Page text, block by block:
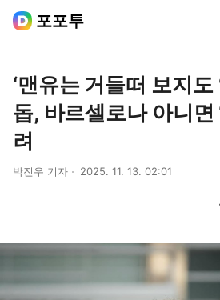
포포투
‘맨유는 거들떠 보지
돕, 바르셀로나 아니면
려
박진우 기자 2025. 11. 13. 02:01